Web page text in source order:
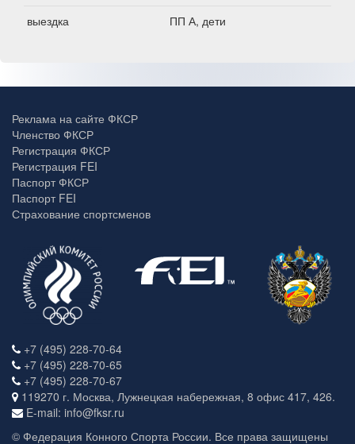
выездка
ПП А, дети
Реклама на сайте ФКСР
Членство ФКСР
Регистрация ФКСР
Регистрация FEI
Паспорт ФКСР
Паспорт FEI
Страхование спортсменов
+7 (495) 228-70-64
+7 (495) 228-70-65
+7 (495) 228-70-67
119270 г. Москва, Лужнецкая набережная, 8 офис 417, 426.
E-mail: info@fksr.ru
© Федерация Конного Спорта России. Все права защищены